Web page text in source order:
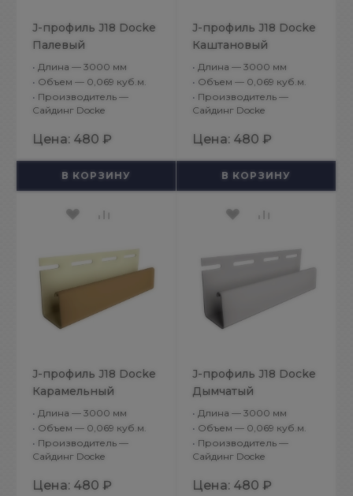
J-профиль J18 Docke
Палевый
• Длина — 3000 мм
• Объем — 0,069 куб.м.
• Производитель —
Сайдинг Docke
Цена: 480 ₽
В КОРЗИНУ
J-профиль J18 Docke
Каштановый
• Длина — 3000 мм
• Объем — 0,069 куб.м.
• Производитель —
Сайдинг Docke
Цена: 480 ₽
В КОРЗИНУ
J-профиль J18 Docke
Карамельный
• Длина — 3000 мм
• Объем — 0,069 куб.м.
• Производитель —
Сайдинг Docke
Цена: 480 ₽
J-профиль J18 Docke
Дымчатый
• Длина — 3000 мм
• Объем — 0,069 куб.м.
• Производитель —
Сайдинг Docke
Цена: 480 ₽